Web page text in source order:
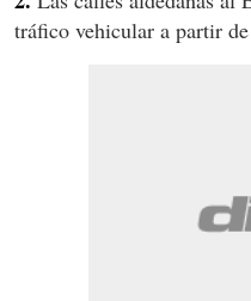
tráfico vehicular a partir